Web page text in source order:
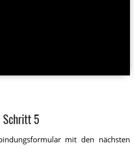
Schritt 5
mit den nächsten